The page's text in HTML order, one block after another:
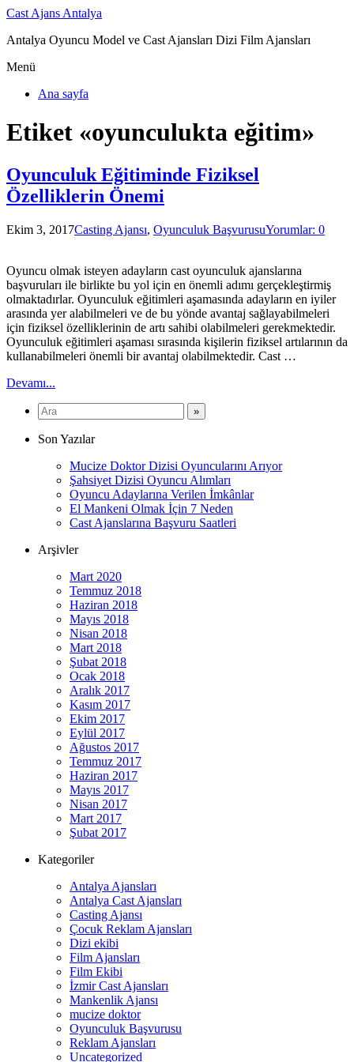
Cast Ajans Antalya
Antalya Oyuncu Model ve Cast Ajansları Dizi Film Ajansları
Menü
Ana sayfa
Etiket «oyunculukta eğitim»
Oyunculuk Eğitiminde Fiziksel
Özelliklerin Önemi
Ekim 3, 2017Casting Ajansı, Oyunculuk BaşvurusuYorumlar: 0
Oyuncu olmak isteyen adayların cast oyunculuk ajanslarına
başvuruları ile birlikte bu yol için en önemli adımı gerçekleştirmiş
olmaktadırlar. Oyunculuk eğitimleri aşamasında adayların en iyiler
arasında yer alabilmeleri ve de bu yönde avantaj sağlayabilmeleri
için fiziksel özelliklerinin de artı sahibi olabilmeleri gerekmektedir.
Oyunculuk eğitimleri aşaması sırasında kişilerin fiziksel artılarının da
kullanabilmeleri önemli bir avantaj olabilmektedir. Cast …
Devamı...
Son Yazılar
Mucize Doktor Dizisi Oyuncularını Arıyor
Şahsiyet Dizisi Oyuncu Alımları
Oyuncu Adaylarına Verilen İmkânlar
El Mankeni Olmak İçin 7 Neden
Cast Ajanslarına Başvuru Saatleri
Arşivler
Mart 2020
Temmuz 2018
Haziran 2018
Mayıs 2018
Nisan 2018
Mart 2018
Şubat 2018
Ocak 2018
Aralık 2017
Kasım 2017
Ekim 2017
Eylül 2017
Ağustos 2017
Temmuz 2017
Haziran 2017
Mayıs 2017
Nisan 2017
Mart 2017
Şubat 2017
Kategoriler
Antalya Ajansları
Antalya Cast Ajansları
Casting Ajansı
Çocuk Reklam Ajansları
Dizi ekibi
Film Ajansları
Film Ekibi
İzmir Cast Ajansları
Mankenlik Ajansı
mucize doktor
Oyunculuk Başvurusu
Reklam Ajansları
Uncategorized